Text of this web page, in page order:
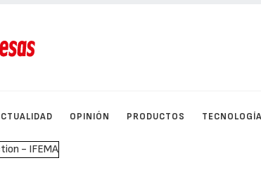
OPINIÓN PRODUCTOS TECNOLOGÍA